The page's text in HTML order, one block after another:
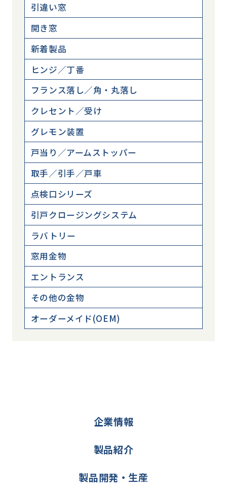
引違い窓
開き窓
新着製品
ヒンジ／丁番
フランス落し／角・丸落し
クレセント／受け
グレモン装置
戸当り／アームストッパー
取手／引手／戸車
点検口シリーズ
引戸クロージングシステム
ラバトリー
窓用金物
エントランス
その他の金物
オーダーメイド(OEM)
企業情報
製品紹介
製品開発・生産